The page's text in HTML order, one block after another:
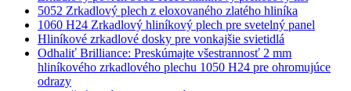
5052 Zrkadlový plech z eloxovaného zlatého hliníka
1060 H24 Zrkadlový hliníkový plech pre svetelný panel
Hliníkové zrkadlové dosky pre vonkajšie svietidlá
Odhaliť Brilliance: Preskúmajte všestrannosť 2 mm
hliníkového zrkadlového plechu 1050 H24 pre ohromujúce
odrazy